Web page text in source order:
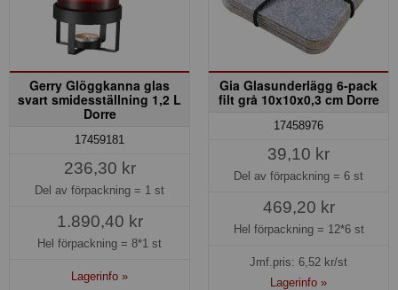
Gerry Glöggkanna glas
svart smidesställning 1,2 L
Dorre
17459181
236,30 kr
Del av förpackning = 1 st
1.890,40 kr
Hel förpackning = 8*1 st
Lagerinfo »
Gia Glasunderlägg 6-pack
filt grå 10x10x0,3 cm Dorre
17458976
39,10 kr
Del av förpackning = 6 st
469,20 kr
Hel förpackning = 12*6 st
Jmf.pris: 6,52 kr/st
Lagerinfo »